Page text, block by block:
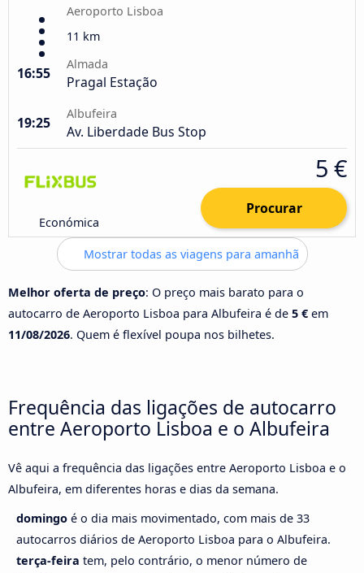
Aeroporto Lisboa
11 km
16:55
Almada
Pragal Estação
19:25
Albufeira
Av. Liberdade Bus Stop
Económica
5 €
Procurar
Mostrar todas as viagens para amanhã
Melhor oferta de preço: O preço mais barato para o
autocarro de Aeroporto Lisboa para Albufeira é de 5 € em
11/08/2026. Quem é flexível poupa nos bilhetes.
Frequência das ligações de autocarro
entre Aeroporto Lisboa e o Albufeira
Vê aqui a frequência das ligações entre Aeroporto Lisboa e o
Albufeira, em diferentes horas e dias da semana.
domingo é o dia mais movimentado, com mais de 33
autocarros diários de Aeroporto Lisboa para o Albufeira.
terça-feira tem, pelo contrário, o menor número de